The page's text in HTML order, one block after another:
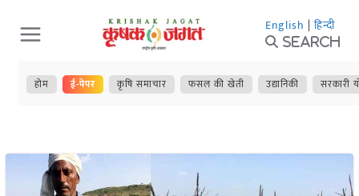
Skip
to
content
English | हिन्दी
Search
होम ई-पेपर कृषि समाचार फसल की खेती उद्यानिकी सरकारी